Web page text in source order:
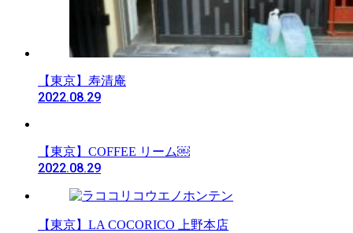
【東京】寿清庵
2022.08.29
【東京】COFFEE リーム￼
2022.08.29
【東京】LA COCORICO 上野本店